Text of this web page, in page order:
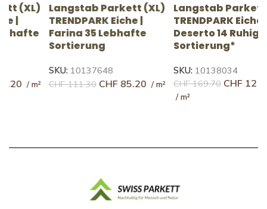
Langstab Parkett (XL)
TRENDPARK Eiche |
Farina 35 Lebhafte
Sortierung
10137648
CHF111.30 CHF85.20
Langstab Parkett (XL)
TRENDPARK Eiche |
Deserto 14 Ruhige
Sortierung*
10138034
CHF169.70 CHF121.40